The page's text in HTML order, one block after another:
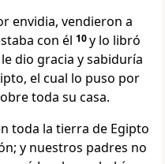
envidia, vendieron a
con él 10y lo libró
dio gracia y sabiduría
el cual lo puso por
toda su casa.
toda la tierra de Egipto
y nuestros padres no